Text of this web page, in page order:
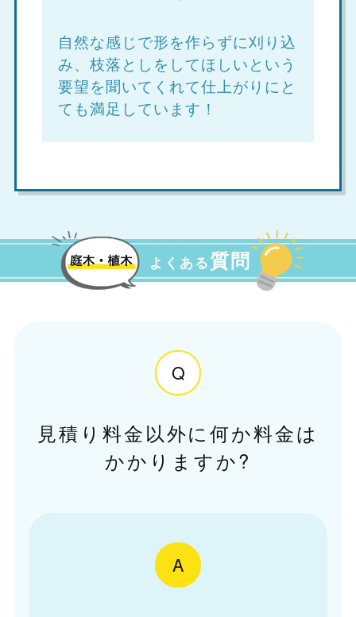
自然な感じで形を作らずに刈り込
み、枝落としをしてほしいという
要望を聞いてくれて仕上がりにと
ても満足しています！
よくある質問
Q
見積り料金以外に何か料金は
かかりますか?
A